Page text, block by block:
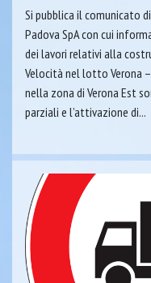
Si pubblica il comunicato
Padova SpA con cui
dei lavori relativi alla
Velocità nel lotto Verona
nella zona di Verona Est
parziali e l’attivazione di...